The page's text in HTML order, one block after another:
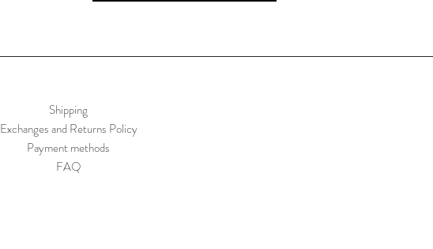
Shipping
Exchanges and Returns Policy
Payment methods
FAQ